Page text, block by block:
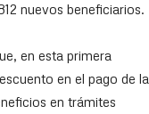
nuevos beneficiarios.
en esta primera
en el pago de la
en trámites